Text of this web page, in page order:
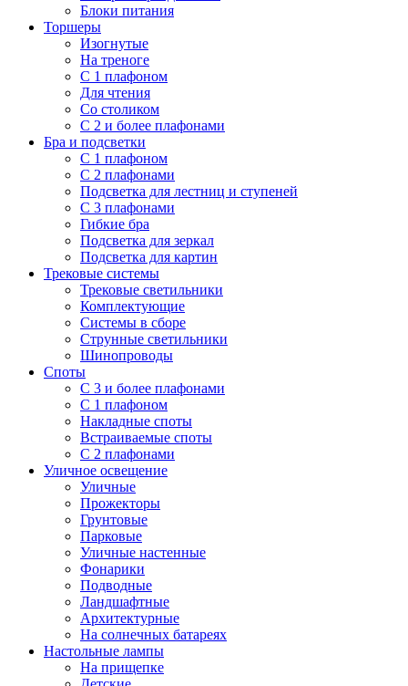
Блоки питания
Торшеры
Изогнутые
На треноге
С 1 плафоном
Для чтения
Со столиком
С 2 и более плафонами
Бра и подсветки
С 1 плафоном
С 2 плафонами
Подсветка для лестниц и ступеней
С 3 плафонами
Гибкие бра
Подсветка для зеркал
Подсветка для картин
Трековые системы
Трековые светильники
Комплектующие
Системы в сборе
Струнные светильники
Шинопроводы
Споты
С 3 и более плафонами
С 1 плафоном
Накладные споты
Встраиваемые споты
С 2 плафонами
Уличное освещение
Уличные
Прожекторы
Грунтовые
Парковые
Уличные настенные
Фонарики
Подводные
Ландшафтные
Архитектурные
На солнечных батареях
Настольные лампы
На прищепке